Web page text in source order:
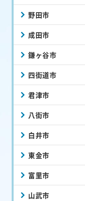
野田市
成田市
鎌ヶ谷市
四街道市
君津市
八街市
白井市
東金市
富里市
山武市